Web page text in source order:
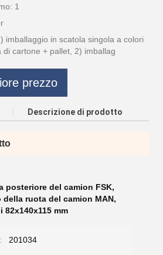
1
imballaggio in scatola singola a colori
di cartone + pallet, 2) imballag
prezzo
Descrizione di prodotto
posteriore del camion FSK,
ruota del camion MAN,
mm
201034